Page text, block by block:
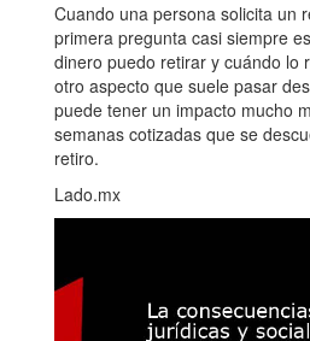
Cuando una persona solicita un
primera pregunta casi siempre
dinero puedo retirar y cuándo lo
otro aspecto que suele pasar
puede tener un impacto mucho
semanas cotizadas que se
retiro.
Lado.mx